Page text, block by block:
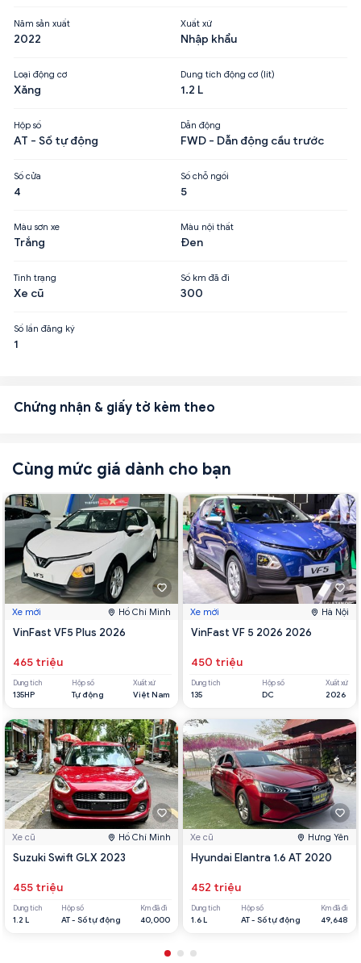
Năm sản xuất
2022
Xuất xứ
Nhập khẩu
Loại động cơ
Xăng
Dung tích động cơ (lít)
1.2 L
Hộp số
AT - Số tự động
Dẫn động
FWD - Dẫn động cầu trước
Số cửa
4
Số chỗ ngồi
5
Màu sơn xe
Trắng
Màu nội thất
Đen
Tình trạng
Xe cũ
Số km đã đi
300
Số lần đăng ký
1
Chứng nhận & giấy tờ kèm theo
Cùng mức giá dành cho bạn
Xe mới Hồ Chí Minh
VinFast VF5 Plus 2026
465 triệu
Dung tích
135HP
Hộp số
Tự động
Xuất xứ
Việt Nam
Xe cũ Hồ Chí Minh
Suzuki Swift GLX 2023
455 triệu
Dung tích
1.2 L
Hộp số
AT - Số tự động
Km đã đi
40,000
Xe mới Hà Nội
VinFast VF 5 2026 2026
450 triệu
Dung tích
135
Hộp số
DC
Xuất xứ
2026
Xe cũ Hưng Yên
Hyundai Elantra 1.6 AT 2020
452 triệu
Dung tích
1.6 L
Hộp số
AT - Số tự động
Km đã đi
49,648